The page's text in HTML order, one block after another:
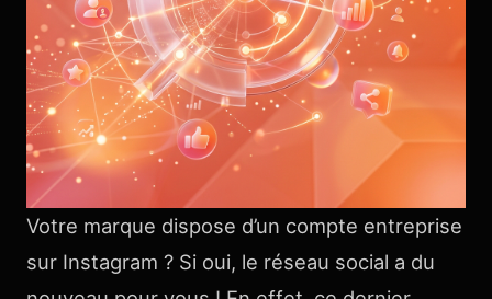
Votre marque dispose d’un compte entreprise
sur Instagram ? Si oui, le réseau social a du